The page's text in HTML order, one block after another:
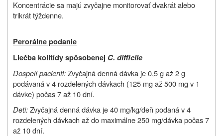
Koncentrácie sa majú zvyčajne monitorovať dvakrát alebo
trikrát týždenne.
Perorálne podanie
Liečba kolitídy spôsobenej C. difficile
Dospelí pacienti:Zvyčajná denná dávka je 0,5 g až 2 g
podávaná v 4 rozdelených dávkach (125 mg až 500 mg v 1
dávke) počas 7 až 10 dní.
Deti:Zvyčajná denná dávka je 40 mg/kg/deň podaná v 4
rozdelených dávkach až do maximálne 250 mg/dávka počas 7
až 10 dní.